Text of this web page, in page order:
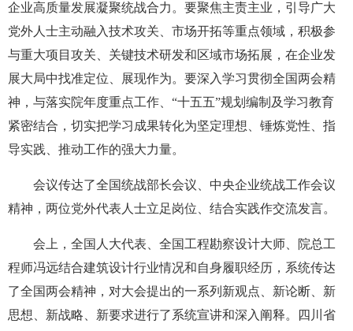
企业高质量发展凝聚统战合力。要聚焦主责主业，引导广大
党外人士主动融入技术攻关、市场开拓等重点领域，积极参
与重大项目攻关、关键技术研发和区域市场拓展，在企业发
展大局中找准定位、展现作为。要深入学习贯彻全国两会精
神，与落实院年度重点工作、“十五五”规划编制及学习教育
紧密结合，切实把学习成果转化为坚定理想、锤炼党性、指
导实践、推动工作的强大力量。
会议传达了全国统战部长会议、中央企业统战工作会议
精神，两位党外代表人士立足岗位、结合实践作交流发言。
会上，全国人大代表、全国工程勘察设计大师、院总工
程师冯远结合建筑设计行业情况和自身履职经历，系统传达
了全国两会精神，对大会提出的一系列新观点、新论断、新
思想、新战略、新要求进行了系统宣讲和深入阐释。四川省